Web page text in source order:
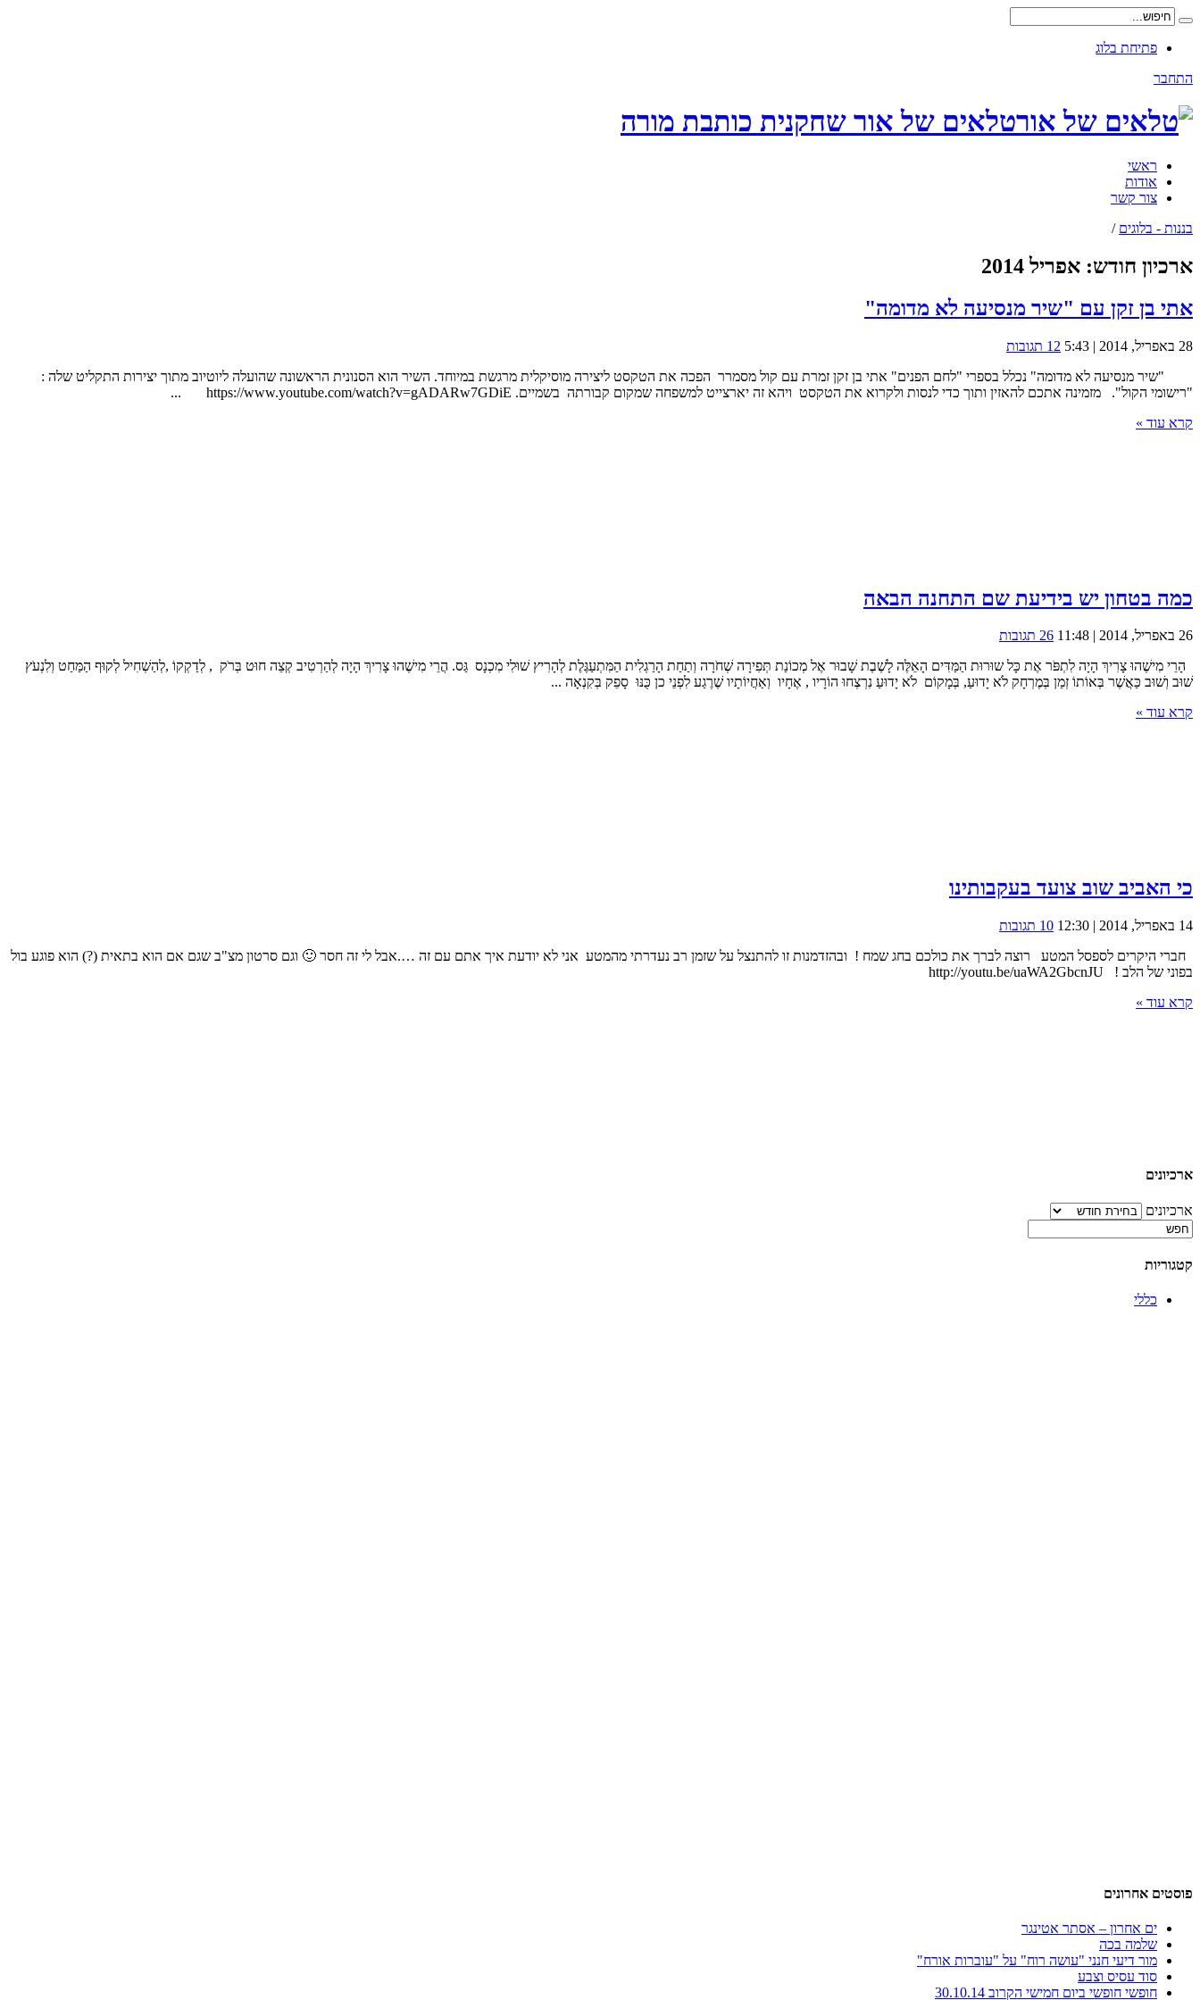
פתיחת בלוג
התחבר
טלאים של אור שחקנית כותבת מורה
ראשי
אודות
צור קשר
בננות - בלוגים /
ארכיון חודש: אפריל 2014
אתי בן זקן עם "שיר מנסיעה לא מדומה"
28 באפריל, 2014 | 5:43
12 תגובות
"שיר מנסיעה לא מדומה" נכלל בספרי "לחם הפנים" אתי בן זקן זמרת עם קול מסמרר הפכה את הטקסט ליצירה מוסיקלית מרגשת במיוחד. השיר הוא הסנונית הראשונה שהועלה ליוטיוב מתוך יצירות התקליט שלה :
"רישומי הקול". מזמינה אתכם להאזין ותוך כדי לנסות ולקרוא את הטקסט ויהא זה יארצייט למשפחה שמקום קבורתה בשמיים. https://www.youtube.com/watch?v=gADARw7GDiE ...
קרא עוד »
כמה בטחון יש בידיעת שם התחנה הבאה
26 באפריל, 2014 | 11:48
26 תגובות
הָרֵי מִישֶׁהוּ צָרִיךְ הָיָה לִתְפֹּר אֶת כָּל שוּרוּת הַמַּדִּים הָאֵלֶּה לָשֶׁבֶת שָׁבוּר אֶל מְכוֹנַת תְּפִירָה שְׁחֹרָה וְתַחַת הָרַגְלִית הַמִּתְעַגֶּלֶת לְהָרִיץ שׁוּלִי מִכְנָס גַּס. הֲרֵי מִישֶׁהוּ צָרִיךְ הָיָה לְהַרְטִיב קְצֵה חוּט בְּרֹק , לְדַקְקוֹ ,לְהַשְׁחִיל לְקוּף הַמַּחַט וְלִנְעֹץ
שׁוּב וְשׁוּב כַּאֲשֶׁר בְּאוֹתוֹ זְמַן בְּמֶרְחָק לֹא יָדוּעַ, בְּמָקוֹם לֹא יָדוּעַ נִרְצְחוּ הוֹרָיו , אֶחָיו וְאַחֲיוֹתָיו שֶׁרֶגַע לִפְנֵי כן כֻּנּוּ סָפֵק בְּקִנְאָה ...
קרא עוד »
כי האביב שוב צועד בעקבותינו
14 באפריל, 2014 | 12:30
10 תגובות
חברי היקרים לספסל המטע רוצה לברך את כולכם בחג שמח ! ובהזדמנות זו להתנצל על שזמן רב נעדרתי מהמטע אני לא יודעת איך אתם עם זה ….אבל לי זה חסר 🙂 וגם סרטון מצ"ב שגם אם הוא בתאית (?) הוא פוגע בול
בפוני של הלב ! http://youtu.be/uaWA2GbcnJU
קרא עוד »
ארכיונים
ארכיונים
קטגוריות
כללי
פוסטים אחרונים
ים אחרון – אסתר אטינגר
שלמה בכה
מור דיעי חנני "עושה רוח" על "עוברות אורח"
סוד עסיס וצבע
חופשי חופשי ביום חמישי הקרוב 30.10.14